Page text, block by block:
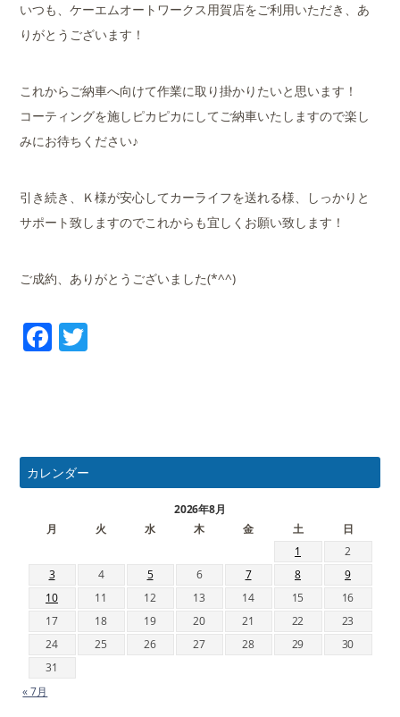
いつも、ケーエムオートワークス用賀店をご利用いただき、あ
りがとうございます！
これからご納車へ向けて作業に取り掛かりたいと思います！
コーティングを施しピカピカにしてご納車いたしますので楽し
みにお待ちください♪
引き続き、Ｋ様が安心してカーライフを送れる様、しっかりと
サポート致しますのでこれからも宜しくお願い致します！
ご成約、ありがとうございました(*^^)
Facebook
カレンダー
2026年8月
月
火 水 木 金 土
日
1
2
3
4 5 6 7 8
9
10
11 12 13 14 15
16
17
18 19 20 21 22
23
24
25 26 27 28 29
30
31
« 7月